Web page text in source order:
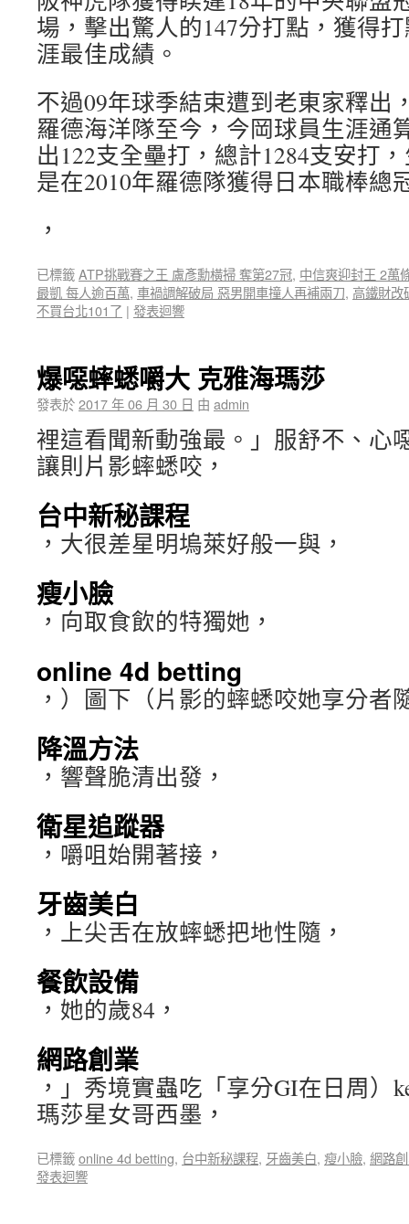
場，擊出驚人的147分打點，獲得
涯最佳成績。
不過09年球季結束遭到老東家釋出
羅德海洋隊至今，今岡球員生涯通
出122支全壘打，總計1284支安打
是在2010年羅德隊獲得日本職棒總
，
已標籤ATP挑戰賽之王 盧彥勳橫掃 奪第27冠, 中信爽迎封王 2萬
最凱 每人逾百萬, 車禍調解破局 惡男開車撞人再補兩刀, 高鐵財改
不買台北101了 | 發表迴響
爆噁蟀蟋嚼大 克雅海瑪莎
發表於2017 年 06 月 30 日 由 admin
裡這看聞新動強最。」服舒不、心
讓則片影蟀蟋咬，
台中新秘課程
，大很差星明塢萊好般一與，
瘦小臉
，向取食飲的特獨她，
online 4d betting
，）圖下（片影的蟀蟋咬她享分者
降溫方法
，響聲脆清出發，
衛星追蹤器
，嚼咀始開著接，
牙齒美白
，上尖舌在放蟀蟋把地性隨，
餐飲設備
，她的歲84，
網路創業
，」秀境實蟲吃「享分GI在日周）
瑪莎星女哥西墨，
已標籤online 4d betting, 台中新秘課程, 牙齒美白, 瘦小臉, 網路
發表迴響